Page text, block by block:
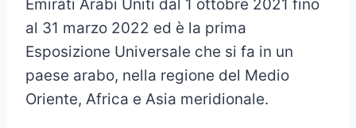
Emirati Arabi Uniti dal 1 ottobre 2021 fino
al 31 marzo 2022 ed è la prima
Esposizione Universale che si fa in un
paese arabo, nella regione del Medio
Oriente, Africa e Asia meridionale.